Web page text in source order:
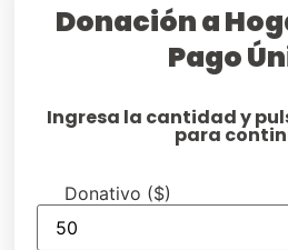
Donación a
Pago
Ingresa la cantidad y
para
Donativo ($)